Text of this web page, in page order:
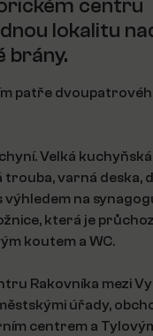
centru
lokalitu
brány.
patře
Velká
trouba, varná deska,
na
která je
koutem a WC.
Rakovníka mezi
úřady,
centrem a